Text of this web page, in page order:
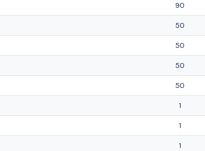
90
50
50
50
50
1
1
1